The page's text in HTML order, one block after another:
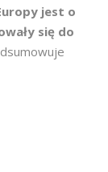
jest o
się do